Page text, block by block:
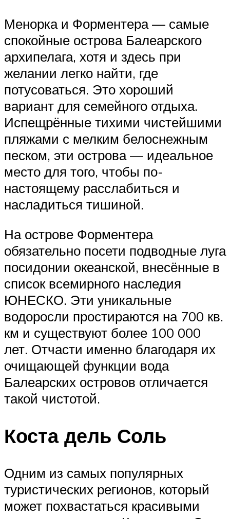
Менорка и Форментера — самые
спокойные острова Балеарского
архипелага, хотя и здесь при
желании легко найти, где
потусоваться. Это хороший
вариант для семейного отдыха.
Испещрённые тихими чистейшими
пляжами с мелким белоснежным
песком, эти острова — идеальное
место для того, чтобы по-
настоящему расслабиться и
насладиться тишиной.
На острове Форментера
обязательно посети подводные луга
посидонии океанской, внесённые в
список всемирного наследия
ЮНЕСКО. Эти уникальные
водоросли простираются на 700 кв.
км и существуют более 100 000
лет. Отчасти именно благодаря их
очищающей функции вода
Балеарских островов отличается
такой чистотой.
Коста дель Соль
Одним из самых популярных
туристических регионов, который
может похвастаться красивыми